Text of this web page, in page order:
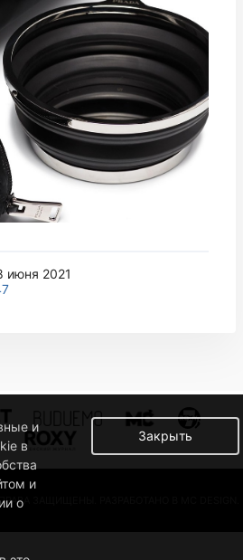
июня 2021
ПРАВА ЗАЩИЩЕНЫ. РАЗРАБОТАНО В MC DESIGN.
Закрыть
и
в
и
о